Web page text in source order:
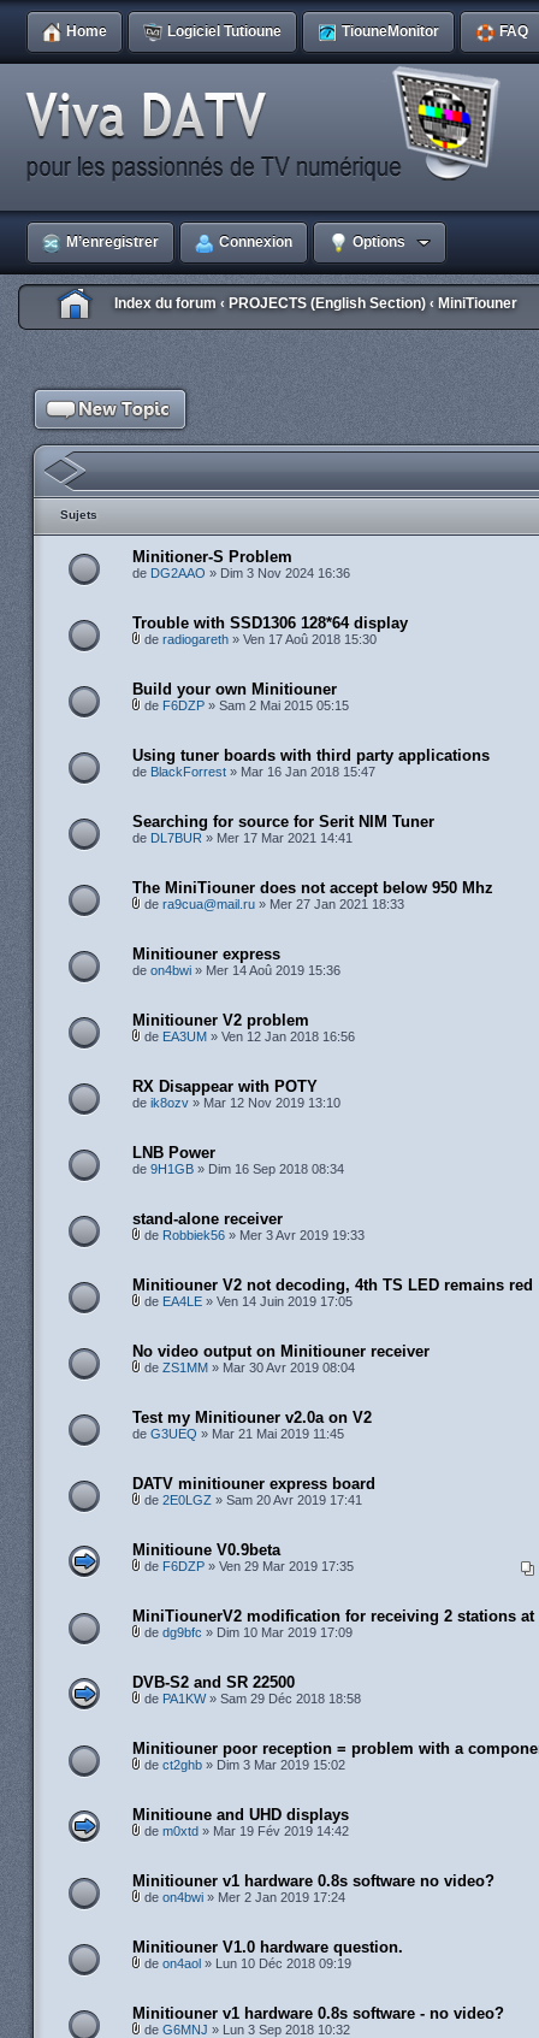
Home Logiciel Tutioune TiouneMonitor FAQ
M’enregistrer Connexion Options
Index du forum ‹ PROJECTS (English Section) ‹ MiniTiouner
Sujets
Minitioner-S Problem
de DG2AAO » Dim 3 Nov 2024 16:36
Trouble with SSD1306 128*64 display
de radiogareth » Ven 17 Aoû 2018 15:30
Build your own Minitiouner
de F6DZP » Sam 2 Mai 2015 05:15
Using tuner boards with third party applications
de BlackForrest » Mar 16 Jan 2018 15:47
Searching for source for Serit NIM Tuner
de DL7BUR » Mer 17 Mar 2021 14:41
The MiniTiouner does not accept below 950 Mhz
de ra9cua@mail.ru » Mer 27 Jan 2021 18:33
Minitiouner express
de on4bwi » Mer 14 Aoû 2019 15:36
Minitiouner V2 problem
de EA3UM » Ven 12 Jan 2018 16:56
RX Disappear with POTY
de ik8ozv » Mar 12 Nov 2019 13:10
LNB Power
de 9H1GB » Dim 16 Sep 2018 08:34
stand-alone receiver
de Robbiek56 » Mer 3 Avr 2019 19:33
Minitiouner V2 not decoding, 4th TS LED remains red
de EA4LE » Ven 14 Juin 2019 17:05
No video output on Minitiouner receiver
de ZS1MM » Mar 30 Avr 2019 08:04
Test my Minitiouner v2.0a on V2
de G3UEQ » Mar 21 Mai 2019 11:45
DATV minitiouner express board
de 2E0LGZ » Sam 20 Avr 2019 17:41
Minitioune V0.9beta
de F6DZP » Ven 29 Mar 2019 17:35
MiniTiounerV2 modification for receiving 2 stations at
de dg9bfc » Dim 10 Mar 2019 17:09
DVB-S2 and SR 22500
de PA1KW» Sam 29 Déc 2018 18:58
Minitiouner poor reception = problem with a
de ct2ghb » Dim 3 Mar 2019 15:02
Minitioune and UHD displays
de m0xtd » Mar 19 Fév 2019 14:42
Minitiouner v1 hardware 0.8s software no video?
de on4bwi » Mer 2 Jan 2019 17:24
Minitiouner V1.0 hardware question.
de on4aol » Lun 10 Déc 2018 09:19
Minitiouner v1 hardware 0.8s software - no video?
de G6MNJ » Lun 3 Sep 2018 10:32